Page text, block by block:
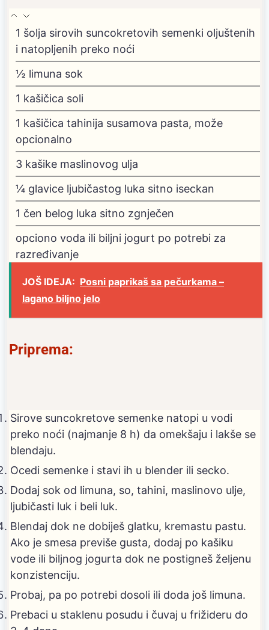
1 šolja sirovih suncokretovih semenki oljuštenih
i natopljenih preko noći
½ limuna sok
1 kašičica soli
1 kašičica tahinija susamova pasta, može
opcionalno
3 kašike maslinovog ulja
¼ glavice ljubičastog luka sitno iseckan
1 čen belog luka sitno zgnječen
opciono voda ili biljni jogurt po potrebi za
razređivanje
JOŠ IDEJA: Posni paprikaš sa pečurkama –
lagano biljno jelo
Priprema:
Sirove suncokretove semenke natopi u vodi
preko noći (najmanje 8 h) da omekšaju i lakše se
blendaju.
Ocedi semenke i stavi ih u blender ili secko.
Dodaj sok od limuna, so, tahini, maslinovo ulje,
ljubičasti luk i beli luk.
Blendaj dok ne dobiješ glatku, kremastu pastu.
Ako je smesa previše gusta, dodaj po kašiku
vode ili biljnog jogurta dok ne postigneš željenu
konzistenciju.
Probaj, pa po potrebi dosoli ili doda još limuna.
Prebaci u staklenu posudu i čuvaj u frižideru do